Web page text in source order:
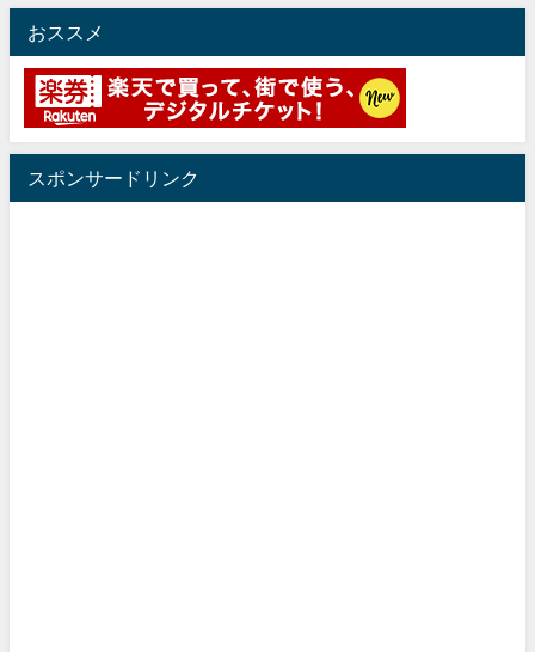
おススメ
スポンサードリンク